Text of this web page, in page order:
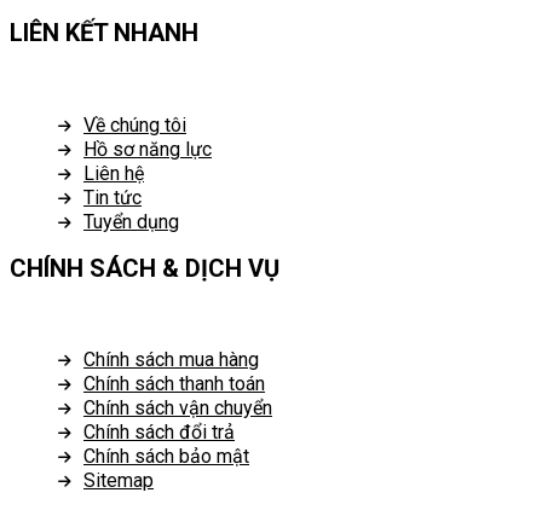
LIÊN KẾT NHANH
Về chúng tôi
Hồ sơ năng lực
Liên hệ
Tin tức
Tuyển dụng
CHÍNH SÁCH & DỊCH VỤ
Chính sách mua hàng
Chính sách thanh toán
Chính sách vận chuyển
Chính sách đổi trả
Chính sách bảo mật
Sitemap